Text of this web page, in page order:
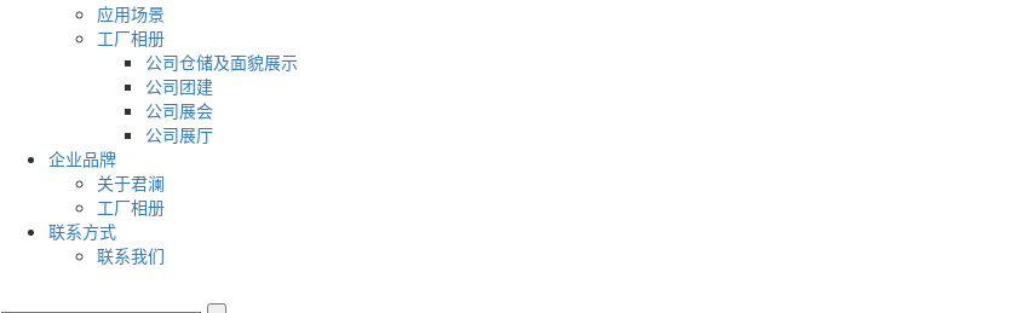
应用场景
工厂相册
公司仓储及面貌展示
公司团建
公司展会
公司展厅
企业品牌
关于君澜
工厂相册
联系方式
联系我们